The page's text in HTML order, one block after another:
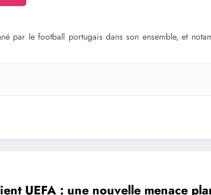
par le football portugais dans son ensemble, et
UEFA : une nouvelle menace